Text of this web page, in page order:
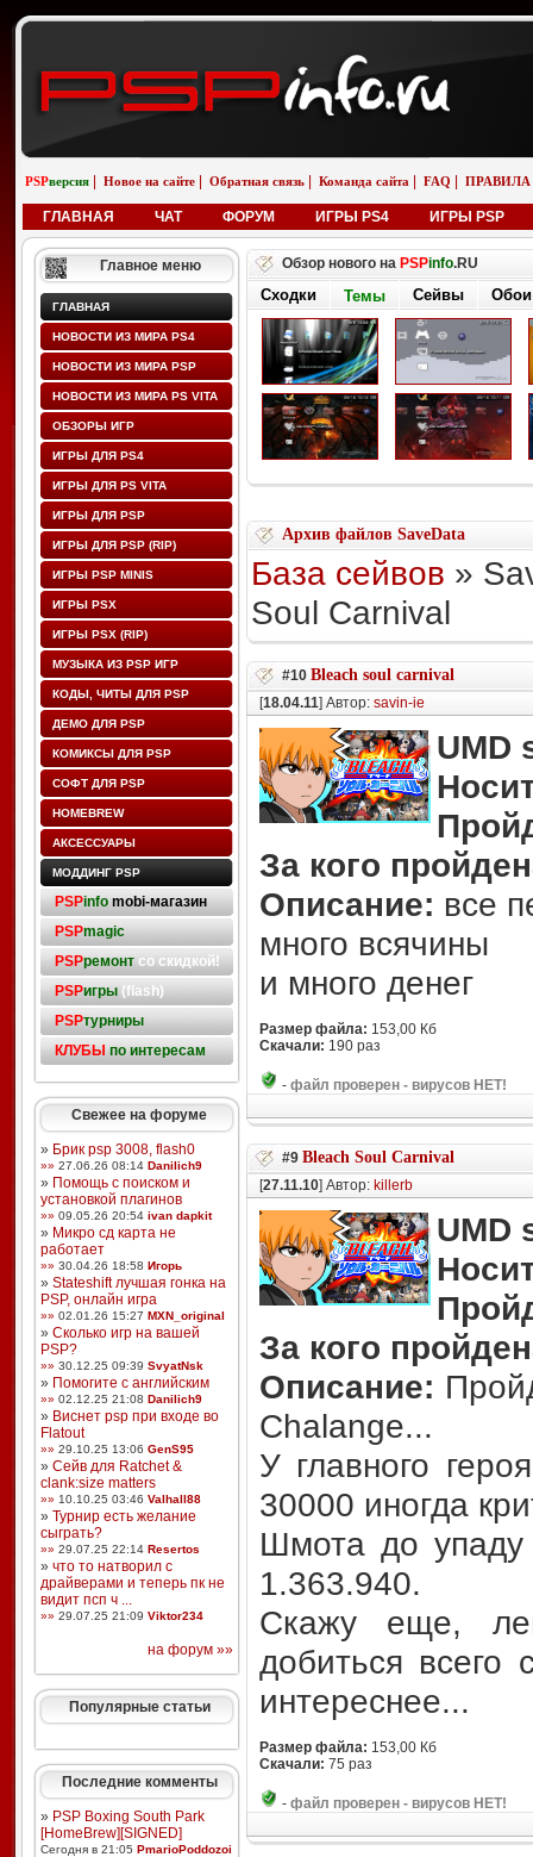
PSPверсия Новое на сайте Обратная связь Команда сайта FAQ ПРАВИЛА
ГЛАВНАЯ ЧАТ ФОРУМ ИГРЫ PS4 ИГРЫ PSP
Главное меню
ГЛАВНАЯ
НОВОСТИ ИЗ МИРА PS4
НОВОСТИ ИЗ МИРА PSP
НОВОСТИ ИЗ МИРА PS VITA
ОБЗОРЫ ИГР
ИГРЫ ДЛЯ PS4
ИГРЫ ДЛЯ PS VITA
ИГРЫ ДЛЯ PSP
ИГРЫ ДЛЯ PSP (RIP)
ИГРЫ PSP MINIS
ИГРЫ PSX
ИГРЫ PSX (RIP)
МУЗЫКА ИЗ PSP ИГР
КОДЫ, ЧИТЫ ДЛЯ PSP
ДЕМО ДЛЯ PSP
КОМИКСЫ ДЛЯ PSP
СОФТ ДЛЯ PSP
HOMEBREW
АКСЕССУАРЫ
МОДДИНГ PSP
PSPinfo mobi-магазин
PSPmagic
PSPремонтсо скидкой!
PSPигры(flash)
PSPтурниры
КЛУБЫ по интересам
Свежее на форуме
» Брик psp 3008, flash0
»» 27.06.26 08:14 Danilich9
» Помощь с поиском и
установкой плагинов
»» 09.05.26 20:54 ivan dapkit
» Микро сд карта не
работает
»» 30.04.26 18:58 Игорь
» Stateshift лучшая гонка на
PSP, онлайн игра
»» 02.01.26 15:27 MXN_original
» Сколько игр на вашей
PSP?
»» 30.12.25 09:39 SvyatNsk
» Помогите с английским
»» 02.12.25 21:08 Danilich9
» Виснет psp при входе во
Flatout
»» 29.10.25 13:06 GenS95
» Сейв для Ratchet &
clank:size matters
»» 10.10.25 03:46 Valhall88
» Турнир есть желание
сыграть?
»» 29.07.25 22:14 Resertos
» что то натворил с
драйверами и теперь пк не
видит псп ч ...
»» 29.07.25 21:09 Viktor234
на форум »»
Популярные статьи
Последние комменты
» PSP Boxing South Park
[HomeBrew][SIGNED]
Сегодня в 21:05 PmarioPoddozoi
Обзор нового на PSPinfo.RU
Сходки Темы Сейвы Обои
Архив файлов SaveData
База сейвов »
Soul Carnival
#10 Bleach soul carnival
[18.04.11] Автор: savin-ie
UMD
За кого
Описание: все
много всячины
и много денег
Размер файла: 153,00 Кб
Скачали: 190 раз
- файл проверен - вирусов НЕТ!
#9 Bleach Soul Carnival
[27.11.10] Автор: killerb
UMD
За кого
Описание:
Chalange...
У главного
30000 иногда
Шмота до
1.363.940.
Скажу еще,
добиться всего
интереснее...
Размер файла: 153,00 Кб
Скачали: 75 раз
- файл проверен - вирусов НЕТ!